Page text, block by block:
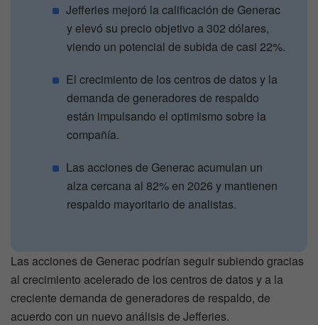
Jefferies mejoró la calificación de Generac
y elevó su precio objetivo a 302 dólares,
viendo un potencial de subida de casi 22%.
El crecimiento de los centros de datos y la
demanda de generadores de respaldo
están impulsando el optimismo sobre la
compañía.
Las acciones de Generac acumulan un
alza cercana al 82% en 2026 y mantienen
respaldo mayoritario de analistas.
Las acciones de Generac podrían seguir subiendo gracias
al crecimiento acelerado de los centros de datos y a la
creciente demanda de generadores de respaldo, de
acuerdo con un nuevo análisis de Jefferies.